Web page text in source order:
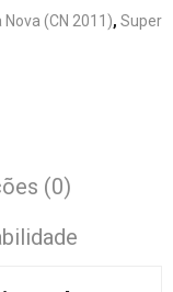
Nova (CN 2011), Super
(0)